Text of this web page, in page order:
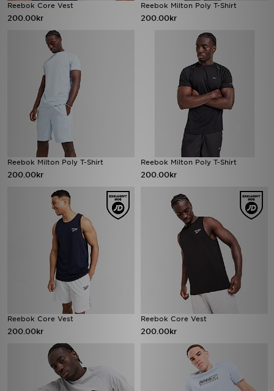
Reebok Core Vest
200.00kr
Reebok Milton Poly T-Shirt
200.00kr
Reebok Milton Poly T-Shirt
200.00kr
Reebok Milton Poly T-Shirt
200.00kr
Reebok Core Vest
200.00kr
Reebok Core Vest
200.00kr